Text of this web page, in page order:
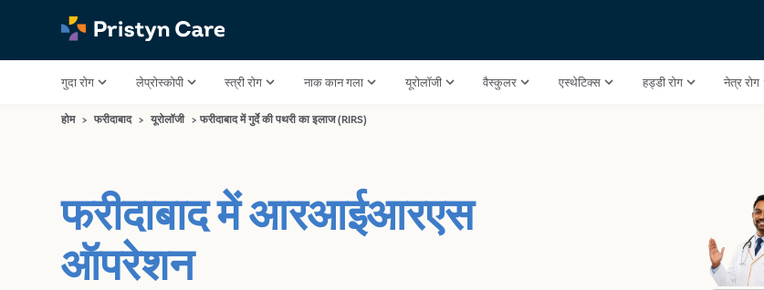
गुदा रोग लेप्रोस्कोपी स्त्री रोग नाक कान गला यूरोलॉजी वैस्कुलर एस्थेटिक्स हड्डी रोग नेत्र रोग
होम > फरीदाबाद > यूरोलॉजी > फरीदाबाद में गुर्दे की पथरी का इलाज (RIRS)
फरीदाबाद में आरआईआरएस
ऑपरेशन